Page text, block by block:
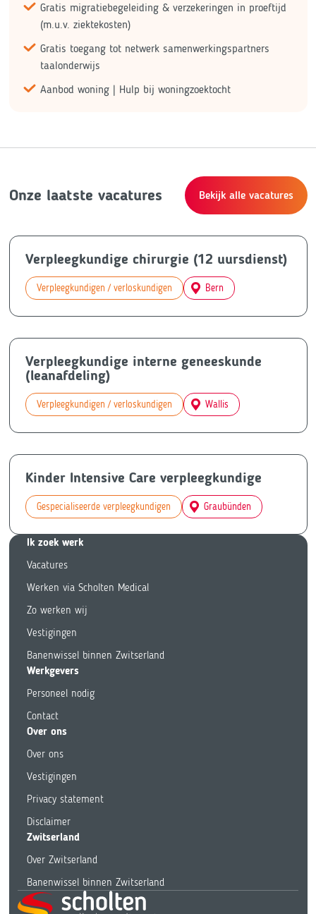
Gratis migratiebegeleiding & verzekeringen in proeftijd
(m.u.v. ziektekosten)
Gratis toegang tot netwerk samenwerkingspartners
taalonderwijs
Aanbod woning | Hulp bij woningzoektocht
Onze laatste vacatures Bekijk alle vacatures
Verpleegkundige chirurgie (12 uursdienst)
Verpleegkundigen / verloskundigen Bern
Verpleegkundige interne geneeskunde
(leanafdeling)
Verpleegkundigen / verloskundigen Wallis
Kinder Intensive Care verpleegkundige
Gespecialiseerde verpleegkundigen Graubünden
Ik zoek werk
Vacatures
Werken via Scholten Medical
Zo werken wij
Vestigingen
Banenwissel binnen Zwitserland
Werkgevers
Personeel nodig
Contact
Over ons
Over ons
Vestigingen
Privacy statement
Disclaimer
Zwitserland
Over Zwitserland
Banenwissel binnen Zwitserland